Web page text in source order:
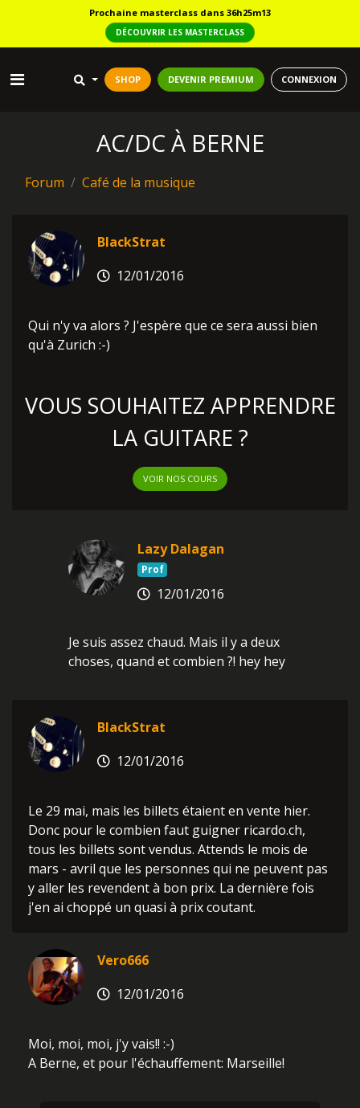
Prochaine masterclass dans 36h25m13
DÉCOUVRIR LES MASTERCLASS
SHOP DEVENIR PREMIUM CONNEXION
AC/DC À BERNE
Forum Café de la musique
BlackStrat
12/01/2016
Qui n'y va alors ? J'espère que ce sera aussi bien
qu'à Zurich :-)
VOUS SOUHAITEZ APPRENDRE
LA GUITARE ?
VOIR NOS COURS
Lazy Dalagan
Prof
12/01/2016
Je suis assez chaud. Mais il y a deux
choses, quand et combien ?! hey hey
BlackStrat
12/01/2016
Le 29 mai, mais les billets étaient en vente hier.
Donc pour le combien faut guigner ricardo.ch,
tous les billets sont vendus. Attends le mois de
mars - avril que les personnes qui ne peuvent pas
y aller les revendent à bon prix. La dernière fois
j'en ai choppé un quasi à prix coutant.
Vero666
12/01/2016
Moi, moi, moi, j'y vais!! :-)
A Berne, et pour l'échauffement: Marseille!